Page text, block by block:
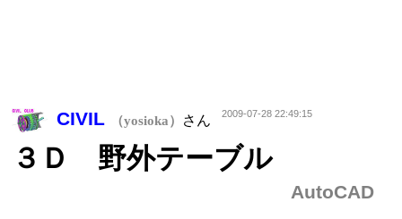
CIVIL （yosioka） さん 2009-07-28 22:49:15
３Ｄ 野外テーブル
AutoCAD